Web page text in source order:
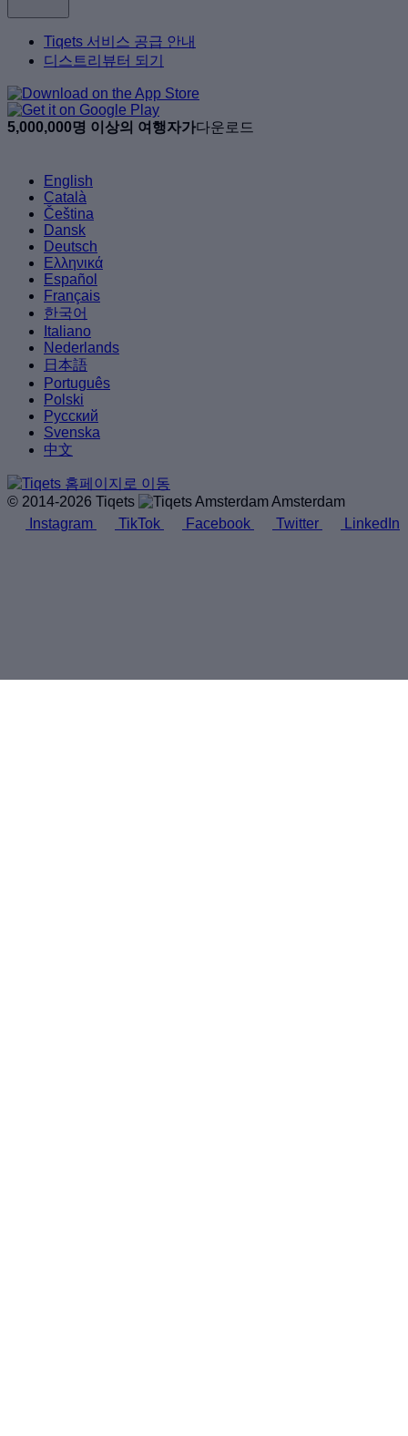
Tiqets 서비스 공급 안내
디스트리뷰터 되기
5,000,000명 이상의 여행자가다운로드
English
Català
Čeština
Dansk
Deutsch
Ελληνικά
Español
Français
한국어
Italiano
Nederlands
日本語
Português
Polski
Русский
Svenska
中文
© 2014-2026 Tiqets
Amsterdam
Instagram
TikTok Facebook Twitter LinkedIn